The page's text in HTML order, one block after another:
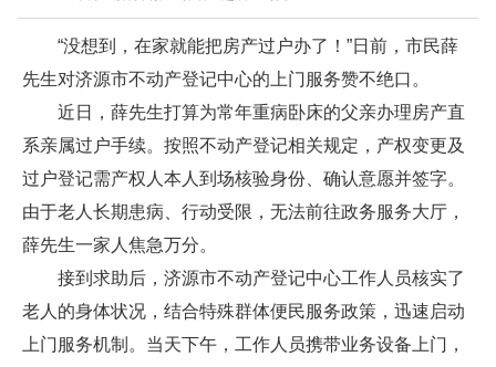
“没想到，在家就能把房产过户办了！”日前，市民薛
先生对济源市不动产登记中心的上门服务赞不绝口。
近日，薛先生打算为常年重病卧床的父亲办理房产直
系亲属过户手续。按照不动产登记相关规定，产权变更及
过户登记需产权人本人到场核验身份、确认意愿并签字。
由于老人长期患病、行动受限，无法前往政务服务大厅，
薛先生一家人焦急万分。
接到求助后，济源市不动产登记中心工作人员核实了
老人的身体状况，结合特殊群体便民服务政策，迅速启动
上门服务机制。当天下午，工作人员携带业务设备上门，